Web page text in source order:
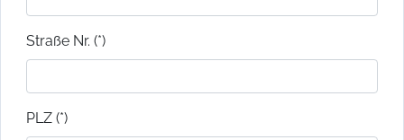
Straße Nr. (*)
PLZ (*)